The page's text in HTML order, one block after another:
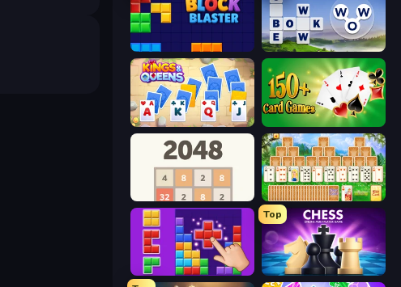
ブロックブラスト Words of Wonders
Kings and Queens Solitaire TriPeaks
2048 Magic Towers Solitaire
BlockBuster Puzzle
Top
Chess Online Multiplayer